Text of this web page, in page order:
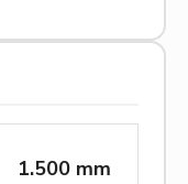
1.500 mm